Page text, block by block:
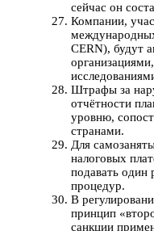
сейчас он
Компании,
CERN), будут
Штрафы за
отчётности
уровню,
странами.
Для
налоговых
подавать один
процедур.
В
принцип
санкции